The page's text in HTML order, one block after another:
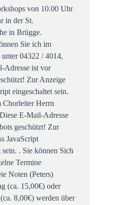
von 10.00 Uhr
in der St.
in Brügge.
Sie ich im
04322 / 4014,
Adresse ist vor
Zur Anzeige
eingeschaltet sein.
Chorleiter Herrn
Diese E-Mail-Adresse
geschützt! Zur
JavaScript
sein. . Sie können Sich
Termine
Noten (Peters)
(ca. 15,00€) oder
8,00€) werden über